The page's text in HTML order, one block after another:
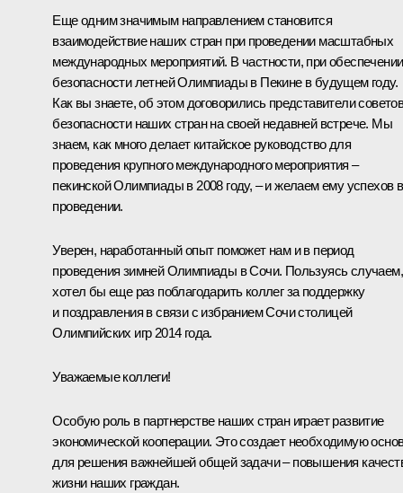
Еще одним значимым направлением становится
взаимодействие наших стран при проведении масштабных
международных мероприятий. В частности, при обеспечении
безопасности летней Олимпиады в Пекине в будущем году.
Как вы знаете, об этом договорились представители
безопасности наших стран на своей недавней встрече. Мы
знаем, как много делает китайское руководство для
проведения крупного международного мероприятия –
пекинской Олимпиады в 2008 году, – и желаем ему успехов
проведении.
Уверен, наработанный опыт поможет нам и в период
проведения зимней Олимпиады в Сочи. Пользуясь случаем,
хотел бы еще раз поблагодарить коллег за поддержку
и поздравления в связи с избранием Сочи столицей
Олимпийских игр 2014 года.
Уважаемые коллеги!
Особую роль в партнерстве наших стран играет развитие
экономической кооперации. Это создает необходимую
для решения важнейшей общей задачи – повышения
жизни наших граждан.